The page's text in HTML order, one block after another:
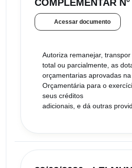
COMPLEMENTAR
Acessar documento
Autoriza remanejar,
total ou parcialmente, as
orçamentarias aprovadas
Orçamentária para o
seus créditos
adicionais, e dá outras